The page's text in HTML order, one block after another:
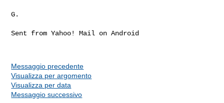
G.
Sent from Yahoo! Mail on Android
Messaggio precedente
Visualizza per argomento
Visualizza per data
Messaggio successivo